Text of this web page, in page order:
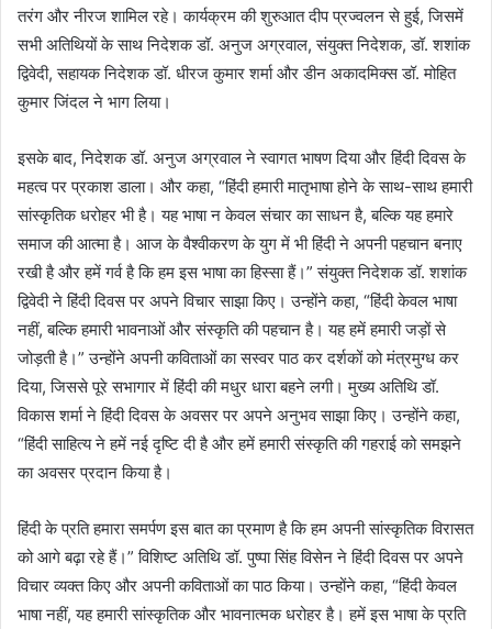
तरंग और नीरज शामिल रहे। कार्यक्रम की शुरुआत दीप प्रज्वलन से हुई, जिसमें
सभी अतिथियों के साथ निदेशक डॉ. अनुज अग्रवाल, संयुक्त निदेशक, डॉ. शशांक
द्विवेदी, सहायक निदेशक डॉ. धीरज कुमार शर्मा और डीन अकादमिक्स डॉ. मोहित
कुमार जिंदल ने भाग लिया।
इसके बाद, निदेशक डॉ. अनुज अग्रवाल ने स्वागत भाषण दिया और हिंदी दिवस के
महत्व पर प्रकाश डाला। और कहा, “हिंदी हमारी मातृभाषा होने के साथ-साथ हमारी
सांस्कृतिक धरोहर भी है। यह भाषा न केवल संचार का साधन है, बल्कि यह हमारे
समाज की आत्मा है। आज के वैश्वीकरण के युग में भी हिंदी ने अपनी पहचान बनाए
रखी है और हमें गर्व है कि हम इस भाषा का हिस्सा हैं।” संयुक्त निदेशक डॉ. शशांक
द्विवेदी ने हिंदी दिवस पर अपने विचार साझा किए। उन्होंने कहा, “हिंदी केवल भाषा
नहीं, बल्कि हमारी भावनाओं और संस्कृति की पहचान है। यह हमें हमारी जड़ों से
जोड़ती है।” उन्होंने अपनी कविताओं का सस्वर पाठ कर दर्शकों को मंत्रमुग्ध कर
दिया, जिससे पूरे सभागार में हिंदी की मधुर धारा बहने लगी। मुख्य अतिथि डॉ.
विकास शर्मा ने हिंदी दिवस के अवसर पर अपने अनुभव साझा किए। उन्होंने कहा,
“हिंदी साहित्य ने हमें नई दृष्टि दी है और हमें हमारी संस्कृति की गहराई को समझने
का अवसर प्रदान किया है।
हिंदी के प्रति हमारा समर्पण इस बात का प्रमाण है कि हम अपनी सांस्कृतिक विरासत
को आगे बढ़ा रहे हैं।” विशिष्ट अतिथि डॉ. पुष्पा सिंह विसेन ने हिंदी दिवस पर अपने
विचार व्यक्त किए और अपनी कविताओं का पाठ किया। उन्होंने कहा, “हिंदी केवल
भाषा नहीं, यह हमारी सांस्कृतिक और भावनात्मक धरोहर है। हमें इस भाषा के प्रति